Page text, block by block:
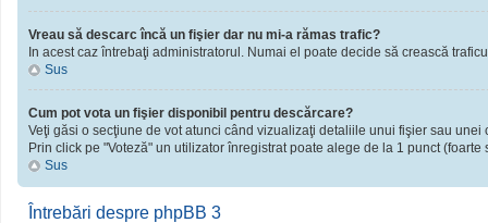
Vreau să descarc încă un fişier dar nu mi-a rămas trafic?
In acest caz întrebaţi administratorul. Numai el poate decide să crească
Sus
Cum pot vota un fişier disponibil pentru descărcare?
Veţi găsi o secţiune de vot atunci când vizualizaţi detaliile unui fişier sau unei
Prin click pe "Voteză" un utilizator înregistrat poate alege de la 1 punct
Sus
Întrebări despre phpBB 3